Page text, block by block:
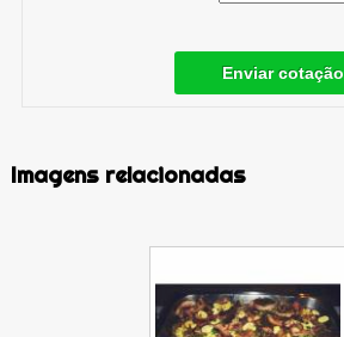
Enviar cotação
Imagens relacionadas